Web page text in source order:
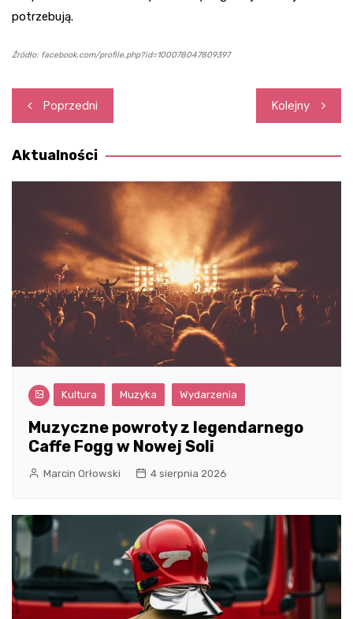
potrzebują.
Źródło: facebook.com/profile.php?id=100078047809397
Nawigacja
wpisu
Poprzedni Kolejny
Aktualności
Kultura Muzyka Wydarzenia
Muzyczne powroty z legendarnego
Caffe Fogg w Nowej Soli
Marcin Orłowski 4 sierpnia 2026